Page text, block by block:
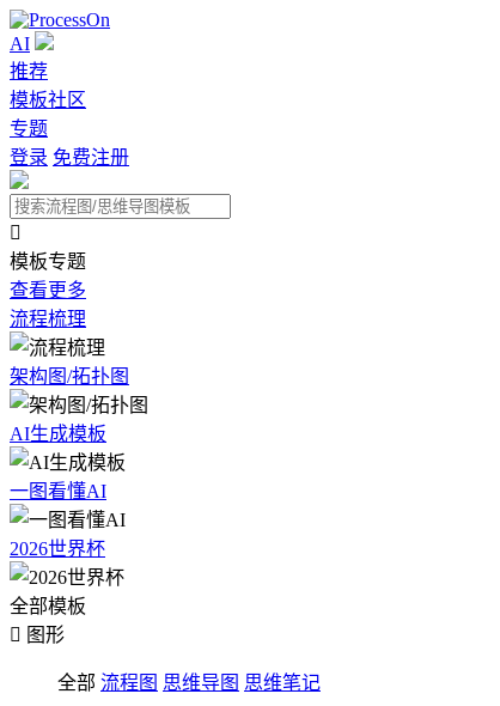
AI
推荐
模板社区
专题
登录 免费注册

模板专题
查看更多
流程梳理
架构图/拓扑图
AI生成模板
一图看懂AI
2026世界杯
全部模板
 图形
全部 流程图 思维导图 思维笔记